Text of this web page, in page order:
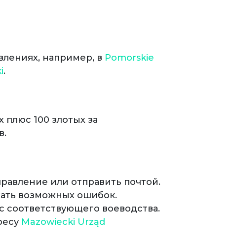
например, в Pomorskie
​.
100 злотых за
или отправить почтой.
возможных ошибок.
соответствующего воеводства.
Mazowiecki Urząd